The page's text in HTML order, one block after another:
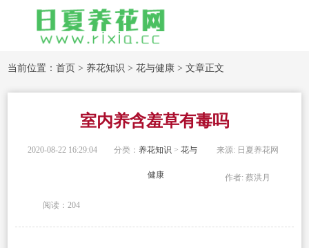
当前位置：首页 > 养花知识 >花与健康 > 文章正文
室内养含羞草有毒吗
2020-08-22 16:29:04 分类： 养花知识 >花与
健康
来源: 日夏养花网
作者: 蔡洪月
阅读：204